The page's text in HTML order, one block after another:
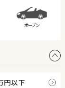
オープン
円以下